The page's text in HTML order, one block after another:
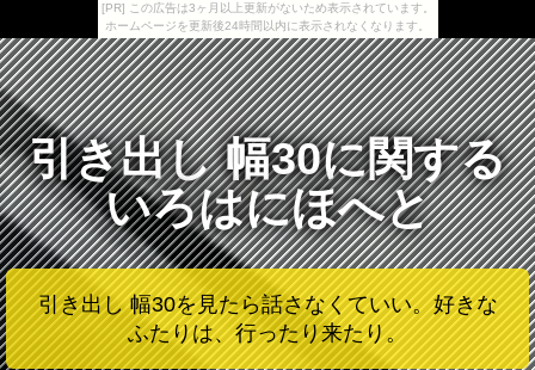
[PR] この広告は3ヶ月以上更新がないため表示されています。
ホームページを更新後24時間以内に表示されなくなります。
引き出し 幅30に関する
いろはにほへと
引き出し 幅30を見たら話さなくていい。好きな
ふたりは、行ったり来たり。